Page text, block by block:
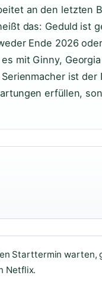
an den letzten
das: Geduld ist
Ende 2026
mit Ginny,
ist der
erfüllen,
Starttermin warten,
Netflix.